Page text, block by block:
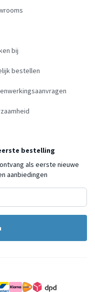
bij
bestellen
bestelling
als eerste nieuwe
aanbiedingen